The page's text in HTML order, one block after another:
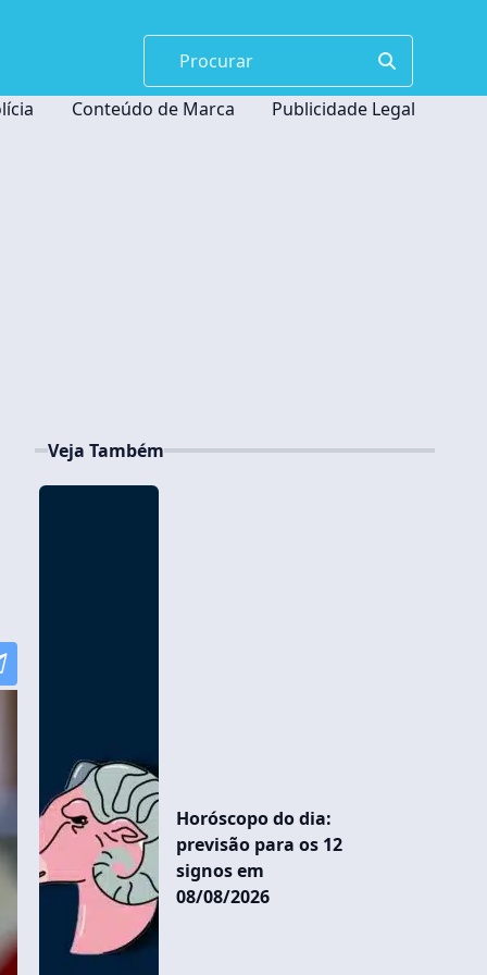
Conteúdo de Marca Publicidade Legal
Veja Também
Horóscopo do dia:
previsão para os 12
signos em
08/08/2026